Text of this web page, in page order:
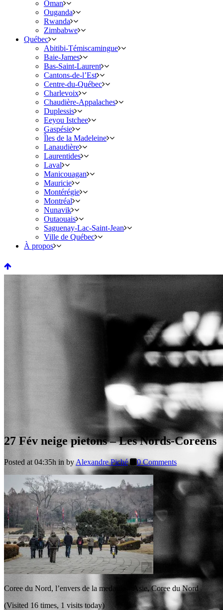
Oman
Ouganda
Rwanda
Zimbabwe
Québec
Abitibi-Témiscamingue
Baie-James
Bas-Saint-Laurent
Cantons-de-l’Est
Centre-du-Québec
Charlevoix
Chaudière-Appalaches
Duplessis
Eeyou Istchee
Gaspésie
Îles de la Madeleine
Lanaudière
Laurentides
Laval
Manicouagan
Mauricie
Montérégie
Montréal
Nunavik
Outaouais
Saguenay-Lac-Saint-Jean
Ville de Québec
À propos
27 Fév neige pietons – Les Nords-Coreens
Posted at 04:35h in by Alexandre Piché 0 Comments
Coree du Nord, l’envers de la medaille – Asie, Coree du Nord
(Visited 16 times, 1 visits today)